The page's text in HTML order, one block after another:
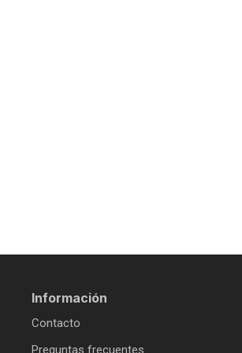
Información
Contacto
Preguntas frecuentes